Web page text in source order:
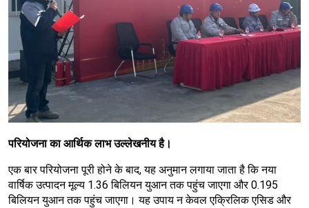
परियोजना का आर्थिक लाभ उल्लेखनीय है।
एक बार परियोजना पूरी होने के बाद, यह अनुमान लगाया जाता है कि नया
वार्षिक उत्पादन मूल्य 1.36 बिलियन युआन तक पहुंच जाएगा और 0.195
बिलियन युआन तक पहुंच जाएगा। यह उपाय न केवल एक्रिलिक एसिड और